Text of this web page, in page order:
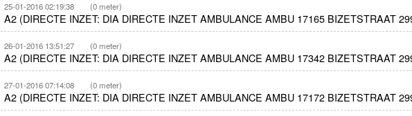
25-01-2016 02:19:38 (0 meter)
A2 (DIRECTE INZET: DIA DIRECTE INZET AMBULANCE AMBU 17165 BIZETSTRAAT
26-01-2016 13:51:27 (0 meter)
A2 (DIRECTE INZET: DIA DIRECTE INZET AMBULANCE AMBU 17342 BIZETSTRAAT
27-01-2016 07:14:08 (0 meter)
A2 (DIRECTE INZET: DIA DIRECTE INZET AMBULANCE AMBU 17172 BIZETSTRAAT